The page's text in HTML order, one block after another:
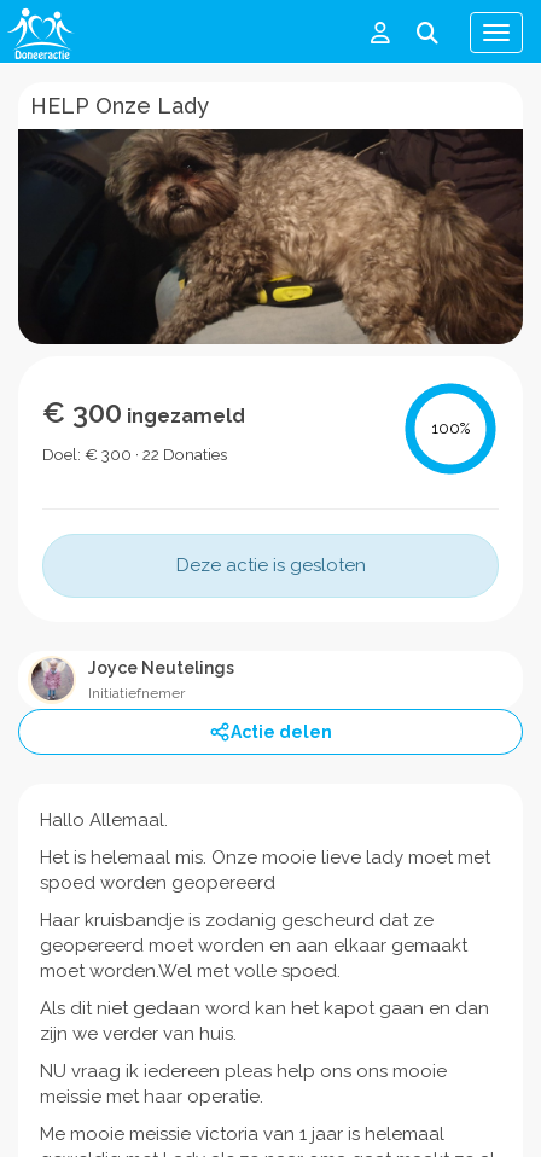
Menu
HELP Onze Lady
€ 300 ingezameld
Doel: € 300 · 22 Donaties
100%
Deze actie is gesloten
Joyce Neutelings
Initiatiefnemer
Actie delen
Hallo Allemaal.
Het is helemaal mis. Onze mooie lieve lady moet met
spoed worden geopereerd
Haar kruisbandje is zodanig gescheurd dat ze
geopereerd moet worden en aan elkaar gemaakt
moet worden.Wel met volle spoed.
Als dit niet gedaan word kan het kapot gaan en dan
zijn we verder van huis.
NU vraag ik iedereen pleas help ons ons mooie
meissie met haar operatie.
Me mooie meissie victoria van 1 jaar is helemaal